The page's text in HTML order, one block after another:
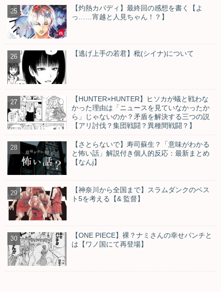
【灼熱カバディ】最終回の感想を書く【よ
っ……宵越と人見ちゃん！？】
【逃げ上手の若君】秕(シイナ)について
【HUNTER×HUNTER】ヒソカが蟻と戦わな
かった理由は「ニュースを見ていなかったか
ら」じゃないのか？矛盾を解決する三つの説
【アリ討伐？集団戦闘？異種間戦闘？】
【さとらないで】寿司蘇生？「意味がわかる
と怖い話」解説付き個人的反応：最新まとめ
【なんj】
【神奈川から全国まで】スラムダンクのベス
ト5を考える【& 監督】
【ONE PIECE】裸？ナミさんの幸せパンチと
は【ワノ国にて再登場】